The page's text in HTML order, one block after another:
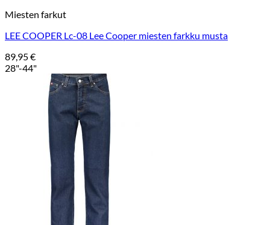
Miesten farkut
LEE COOPER Lc-08 Lee Cooper miesten farkku musta
89,95€
28"-44"